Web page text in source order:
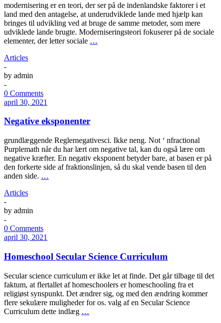
modernisering er en teori, der ser på de indenlandske faktorer i et
land med den antagelse, at underudviklede lande med hjælp kan
bringes til udvikling ved at bruge de samme metoder, som mere
udviklede lande brugte. Moderniseringsteori fokuserer på de sociale
elementer, der letter sociale …
Articles
-
by admin
-
0 Comments
april 30, 2021
Negative eksponenter
grundlæggende Reglernegativesci. Ikke neng. Not ‘ nfractional
Purplemath når du har lært om negative tal, kan du også lære om
negative kræfter. En negativ eksponent betyder bare, at basen er på
den forkerte side af fraktionslinjen, så du skal vende basen til den
anden side. …
Articles
-
by admin
-
0 Comments
april 30, 2021
Homeschool Secular Science Curriculum
Secular science curriculum er ikke let at finde. Det går tilbage til det
faktum, at flertallet af homeschoolers er homeschooling fra et
religiøst synspunkt. Det ændrer sig, og med den ændring kommer
flere sekulære muligheder for os. valg af en Secular Science
Curriculum dette indlæg …